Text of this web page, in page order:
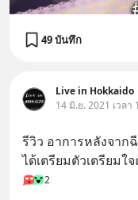
49 บันทึก
Live in Hokkaido
14 มิ.ย. 2021 เวลา
รีวิว อาการหลังจาก
ได้เตรียมตัวเตรียมใ
2